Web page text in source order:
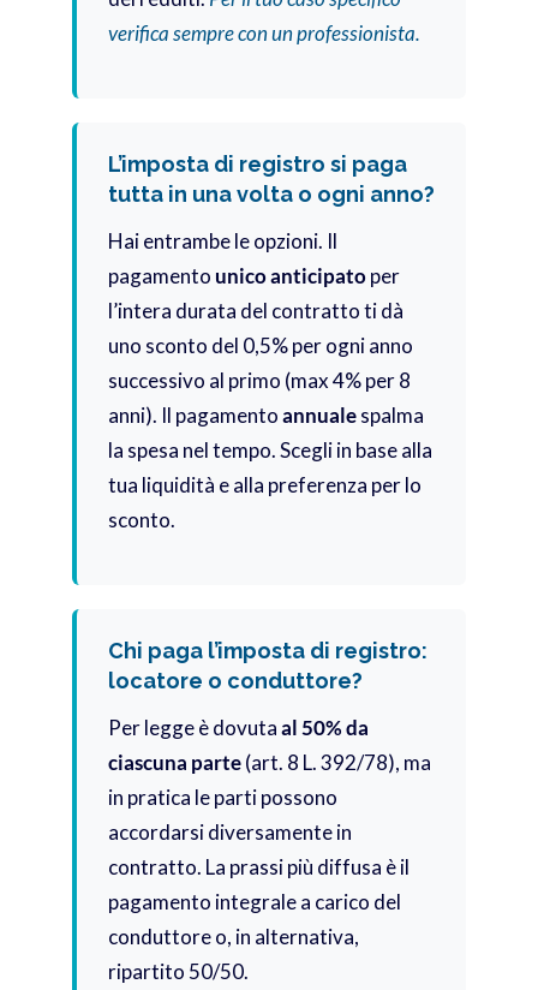
verifica sempre con un professionista.
L’imposta di registro si paga
tutta in una volta o ogni anno?
Hai entrambe le opzioni. Il
pagamento unico anticipatoper
l’intera durata del contratto ti dà
uno sconto del 0,5% per ogni anno
successivo al primo (max 4% per 8
anni). Il pagamentoannualespalma
la spesa nel tempo. Scegli in base alla
tua liquidità e alla preferenza per lo
sconto.
Chi paga l’imposta di registro:
locatore o conduttore?
Per legge è dovutaal 50% da
ciascuna parte(art. 8 L. 392/78), ma
in pratica le parti possono
accordarsi diversamente in
contratto. La prassi più diffusa è il
pagamento integrale a carico del
conduttore o, in alternativa,
ripartito 50/50.